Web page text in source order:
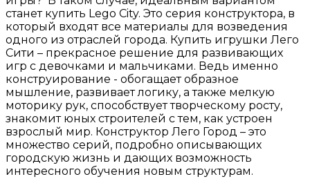
станет купить Lego City. Это серия конструктора, в
который входят все материалы для возведения
одного из отраслей города. Купить игрушки Лего
Сити – прекрасное решение для развивающих
игр с девочками и мальчиками. Ведь именно
конструирование - обогащает образное
мышление, развивает логику, а также мелкую
моторику рук, способствует творческому росту,
знакомит юных строителей с тем, как устроен
взрослый мир. Конструктор Лего Город – это
множество серий, подробно описывающих
городскую жизнь и дающих возможность
интересного обучения новым структурам.